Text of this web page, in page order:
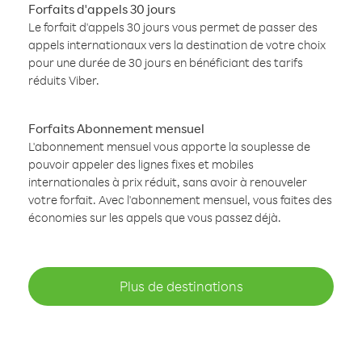
Forfaits d'appels 30 jours
Le forfait d'appels 30 jours vous permet de passer des
appels internationaux vers la destination de votre choix
pour une durée de 30 jours en bénéficiant des tarifs
réduits Viber.
Forfaits Abonnement mensuel
L'abonnement mensuel vous apporte la souplesse de
pouvoir appeler des lignes fixes et mobiles
internationales à prix réduit, sans avoir à renouveler
votre forfait. Avec l'abonnement mensuel, vous faites des
économies sur les appels que vous passez déjà.
Plus de destinations